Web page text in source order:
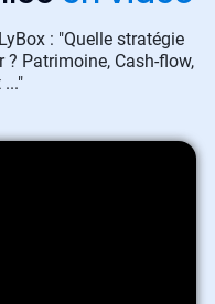
: "Quelle stratégie
Patrimoine, Cash-flow,
..."